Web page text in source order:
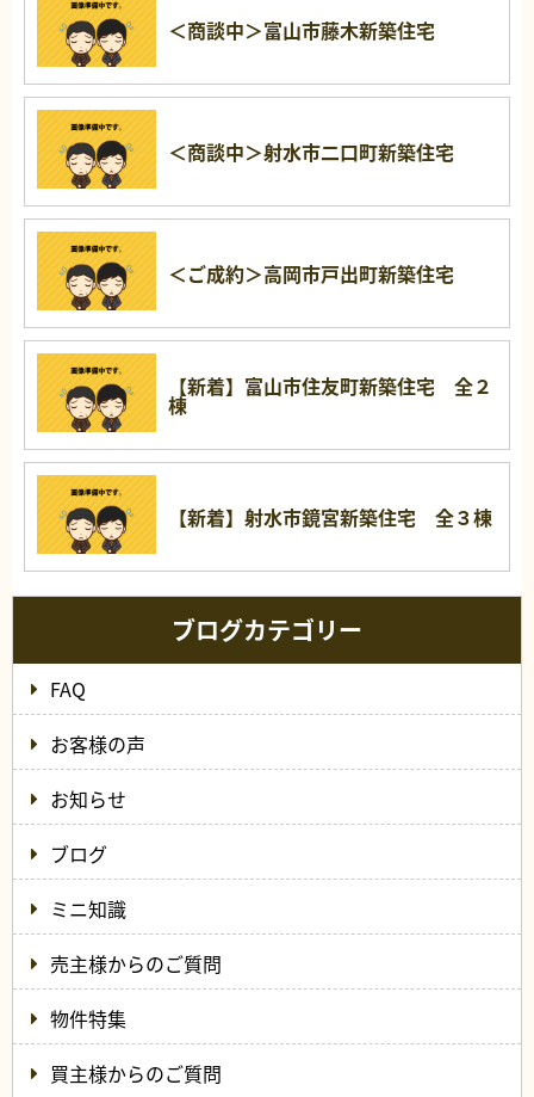
＜商談中＞富山市藤木新築住宅
＜商談中＞射水市二口町新築住宅
＜ご成約＞高岡市戸出町新築住宅
【新着】富山市住友町新築住宅 全２
棟
【新着】射水市鏡宮新築住宅 全３棟
ブログカテゴリー
FAQ
お客様の声
お知らせ
ブログ
ミニ知識
売主様からのご質問
物件特集
買主様からのご質問